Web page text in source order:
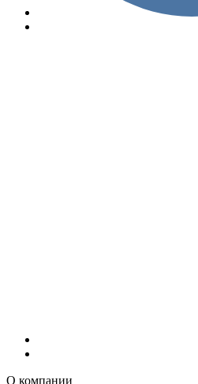
О компании